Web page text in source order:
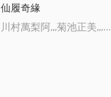
仙履奇緣
川村萬梨阿,,,菊池正美,,,三田友子,,,辻勉,,,中澤彌生